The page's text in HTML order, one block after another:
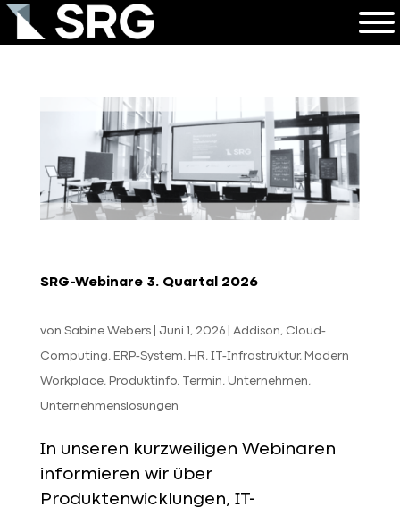
SRG-Webinare 3. Quartal 2026
von Sabine Webers| Juni 1, 2026| Addison Cloud-
Computing ERP-System HR IT-Infrastruktur, Modern
Workplace, Produktinfo, Termin Unternehmen
Unternehmenslösungen
In unseren kurzweiligen Webinaren
informieren wir über
Produktenwicklungen, IT-